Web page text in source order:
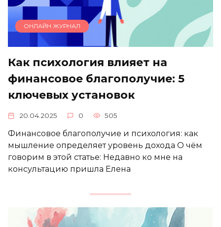
ОНЛАЙН ЖУРНАЛ
Как психология влияет на
финансовое благополучие: 5
ключевых установок
20.04.2025 0 505
Финансовое благополучие и психология: как
мышление определяет уровень дохода О чём
говорим в этой статье: Недавно ко мне на
консультацию пришла Елена